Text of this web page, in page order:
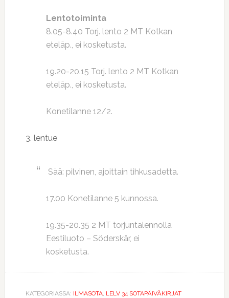
Lentotoiminta
8.05-8.40 Torj. lento 2 MT Kotkan
eteläp., ei kosketusta.
19.20-20.15 Torj. lento 2 MT Kotkan
eteläp., ei kosketusta.
Konetilanne 12/2.
3. lentue
Sää: pilvinen, ajoittain tihkusadetta.
17.00 Konetilanne 5 kunnossa.
19.35-20.35 2 MT torjuntalennolla
Eestiluoto – Söderskär, ei
kosketusta.
KATEGORIASSA: ILMASOTA, LELV 34 SOTAPÄIVÄKIRJAT